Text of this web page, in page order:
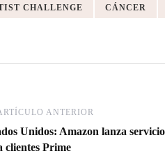
CHALLENGE CÁNCER
ANTERIOR
Unidos: Amazon lanza
clientes Prime